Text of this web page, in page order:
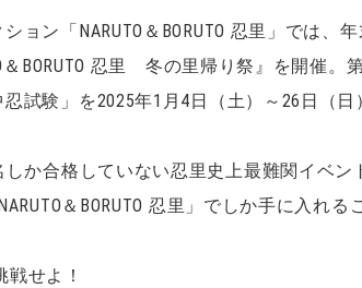
ン「NARUTO＆BORUTO 忍里」では、
BORUTO 忍里 冬の里帰り祭』を開催。第
試験」を2025年1月4日（土）～26日（日
か合格していない忍里史上最難関イベン
＆BORUTO 忍里」でしか手に入れる
せよ！